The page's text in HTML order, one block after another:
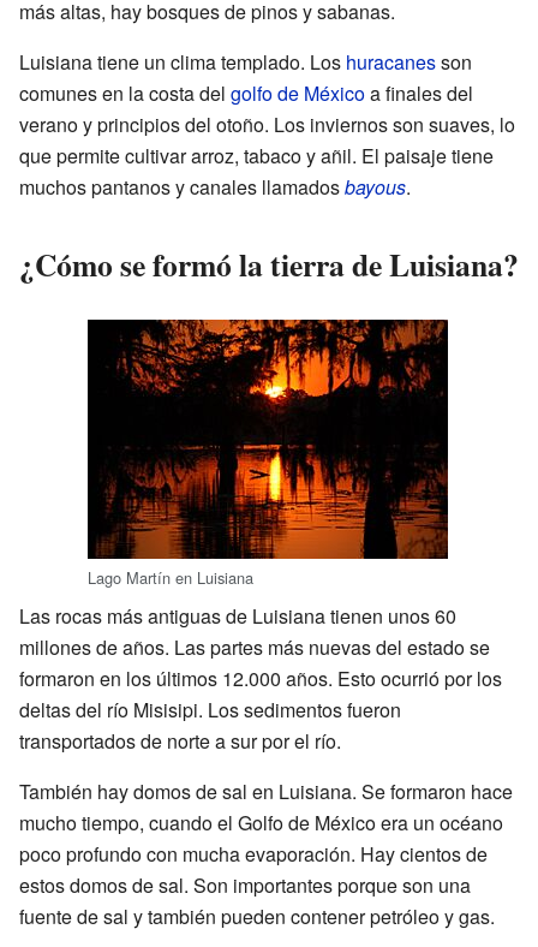
más altas, hay bosques de pinos y sabanas.
Luisiana tiene un clima templado. Los huracanesson
comunes en la costa del golfo de Méxicoa finales del
verano y principios del otoño. Los inviernos son suaves, lo
que permite cultivar arroz, tabaco y añil. El paisaje tiene
muchos pantanos y canales llamadosbayous.
¿Cómo se formó la tierra de Luisiana?
Lago Martín en Luisiana
Las rocas más antiguas de Luisiana tienen unos 60
millones de años. Las partes más nuevas del estado se
formaron en los últimos 12.000 años. Esto ocurrió por los
deltas del río Misisipi. Los sedimentos fueron
transportados de norte a sur por el río.
También hay domos de sal en Luisiana. Se formaron hace
mucho tiempo, cuando el Golfo de México era un océano
poco profundo con mucha evaporación. Hay cientos de
estos domos de sal. Son importantes porque son una
fuente de sal y también pueden contener petróleo y gas.